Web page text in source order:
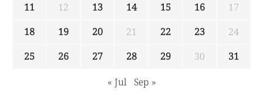
11
12 13 14 15 16
17
18
19 20 21 22 23
24
25
26 27 28 29 30
31
« Jul Sep »